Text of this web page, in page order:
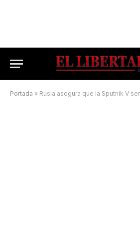
Portada » Rusia asegura que la Sputnik V